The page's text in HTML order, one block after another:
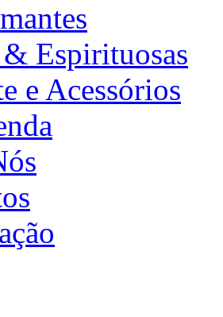
Espirituosas
e Acessórios